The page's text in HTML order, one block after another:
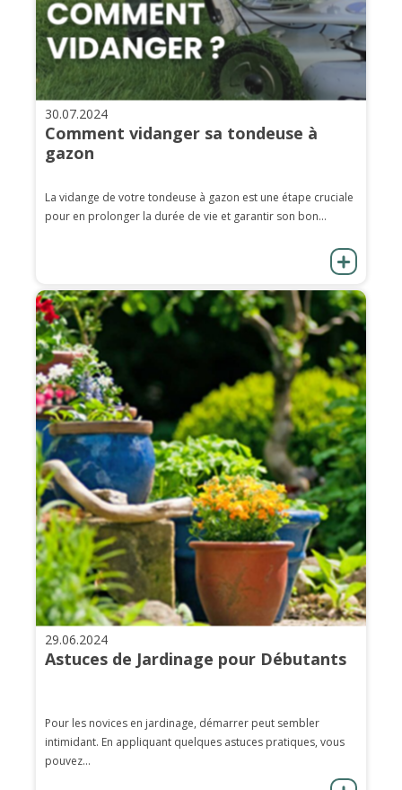
30.07.2024
Comment vidanger sa tondeuse à
gazon
La vidange de votre tondeuse à gazon est une étape cruciale
pour en prolonger la durée de vie et garantir son bon...
29.06.2024
Astuces de Jardinage pour Débutants
Pour les novices en jardinage, démarrer peut sembler
intimidant. En appliquant quelques astuces pratiques, vous
pouvez...